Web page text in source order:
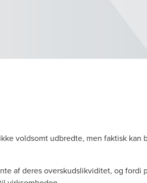
voldsomt udbredte, men faktisk kan
af deres overskudslikviditet, og fordi